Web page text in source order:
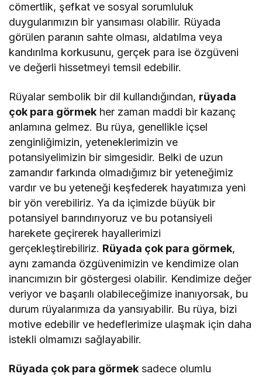
cömertlik, şefkat ve sosyal sorumluluk
duygularımızın bir yansıması olabilir. Rüyada
görülen paranın sahte olması, aldatılma veya
kandırılma korkusunu, gerçek para ise özgüveni
ve değerli hissetmeyi temsil edebilir.
Rüyalar sembolik bir dil kullandığından, rüyada
çok para görmek her zaman maddi bir kazanç
anlamına gelmez. Bu rüya, genellikle içsel
zenginliğimizin, yeteneklerimizin ve
potansiyelimizin bir simgesidir. Belki de uzun
zamandır farkında olmadığımız bir yeteneğimiz
vardır ve bu yeteneği keşfederek hayatımıza yeni
bir yön verebiliriz. Ya da içimizde büyük bir
potansiyel barındırıyoruz ve bu potansiyeli
harekete geçirerek hayallerimizi
gerçekleştirebiliriz. Rüyada çok para görmek,
aynı zamanda özgüvenimizin ve kendimize olan
inancımızın bir göstergesi olabilir. Kendimize değer
veriyor ve başarılı olabileceğimize inanıyorsak, bu
durum rüyalarımıza da yansıyabilir. Bu rüya, bizi
motive edebilir ve hedeflerimize ulaşmak için daha
istekli olmamızı sağlayabilir.
Rüyada çok para görmek sadece olumlu